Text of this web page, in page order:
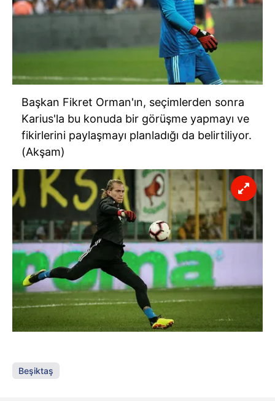
Başkan Fikret Orman'ın, seçimlerden sonra
Karius'la bu konuda bir görüşme yapmayı ve
fikirlerini paylaşmayı planladığı da belirtiliyor.
(Akşam)
Beşiktaş